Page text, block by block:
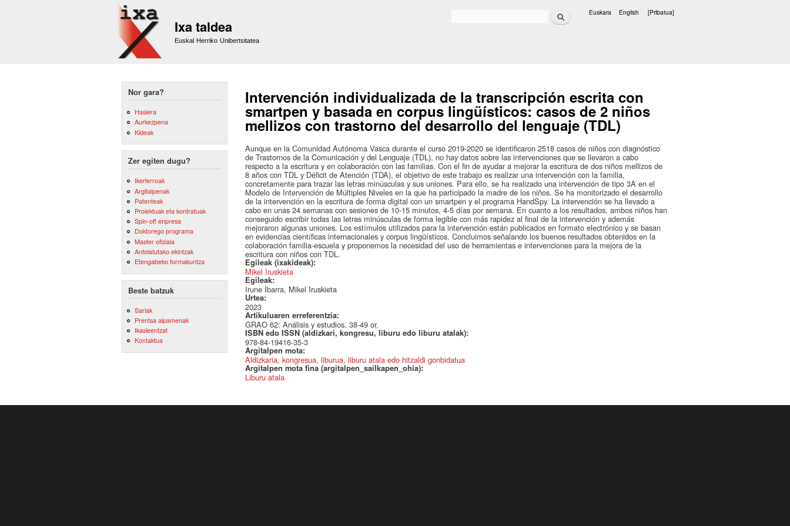
Ixa taldea
Euskal Herriko Unibertsitatea
Bilatu Euskara English [Pribatua]
Nor gara?
Hasiera
Aurkezpena
Kideak
Zer egiten dugu?
Ikerlerroak
Argitalpenak
Patenteak
Proiektuak eta kontratuak
Spin-off enpresa
Doktorego programa
Master ofiziala
Antolatutako ekintzak
Etengabeko formakuntza
Beste batzuk
Sariak
Prentsa aipamenak
Ikasleentzat
Kontaktua
Intervención individualizada de la transcripción escrita con
smartpen y basada en corpus lingüísticos: casos de 2 niños
mellizos con trastorno del desarrollo del lenguaje (TDL)
Aunque en la Comunidad Autónoma Vasca durante el curso 2019-2020 se identificaron 2518 casos de niños con diagnóstico
de Trastornos de la Comunicación y del Lenguaje (TDL), no hay datos sobre las intervenciones que se llevaron a cabo
respecto a la escritura y en colaboración con las familias. Con el fin de ayudar a mejorar la escritura de dos niños mellizos de
8 años con TDL y Déficit de Atención (TDA), el objetivo de este trabajo es realizar una intervención con la familia,
concretamente para trazar las letras minúsculas y sus uniones. Para ello, se ha realizado una intervención de tipo 3A en el
Modelo de Intervención de Múltiples Niveles en la que ha participado la madre de los niños. Se ha monitorizado el desarrollo
de la intervención en la escritura de forma digital con un smartpen y el programa HandSpy. La intervención se ha llevado a
cabo en unas 24 semanas con sesiones de 10-15 minutos, 4-5 días por semana. En cuanto a los resultados, ambos niños han
conseguido escribir todas las letras minúsculas de forma legible con más rapidez al final de la intervención y además
mejoraron algunas uniones. Los estímulos utilizados para la intervención están publicados en formato electrónico y se basan
en evidencias científicas internacionales y corpus lingüísticos. Concluimos señalando los buenos resultados obtenidos en la
colaboración familia-escuela y proponemos la necesidad del uso de herramientas e intervenciones para la mejora de la
escritura con niños con TDL.
Egileak (ixakideak):
Mikel Iruskieta
Egileak:
Irune Ibarra, Mikel Iruskieta
Urtea:
2023
Artikuluaren erreferentzia:
GRAO 62: Análisis y estudios. 38-49 or.
ISBN edo ISSN (aldizkari, kongresu, liburu edo liburu atalak):
978-84-19416-35-3
Argitalpen mota:
Aldizkaria, kongresua, liburua, liburu atala edo hitzaldi gonbidatua
Argitalpen mota fina (argitalpen_sailkapen_ohia):
Liburu atala